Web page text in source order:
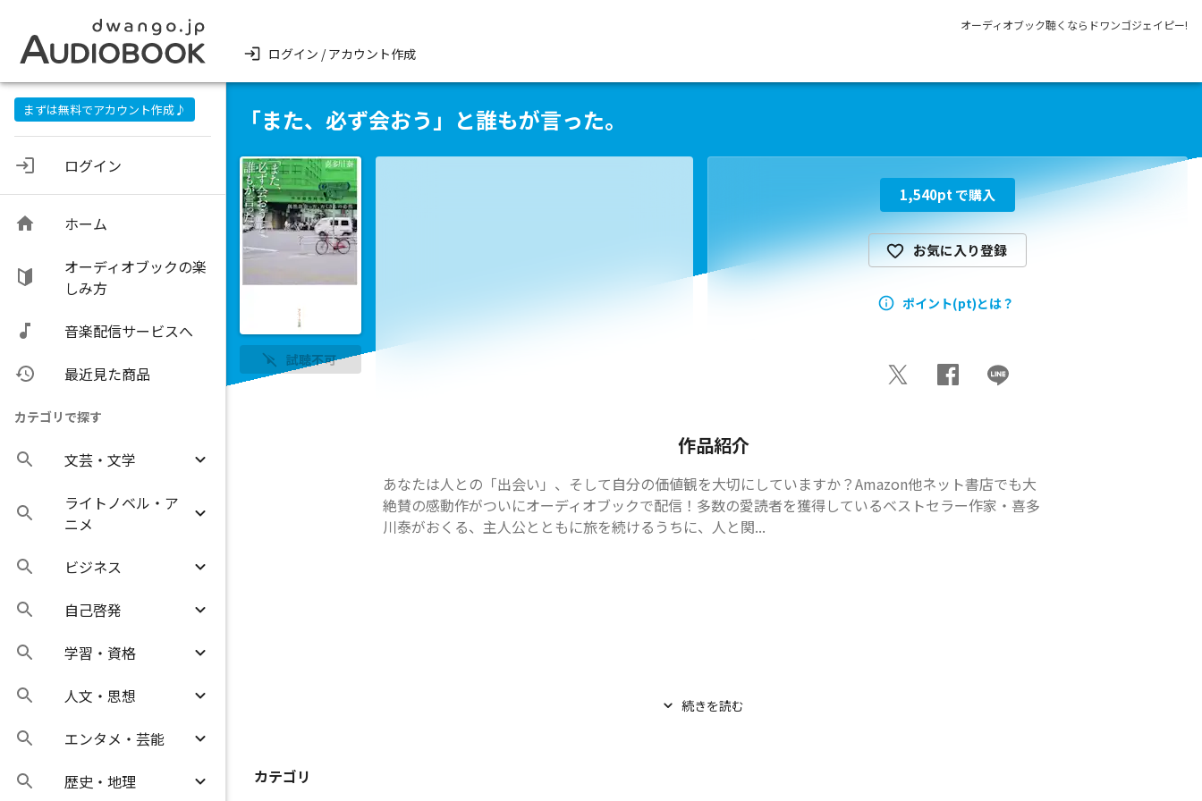
オーディオブック聴くならドワンゴジェイピー!
ログイン / アカウント作成
まずは無料でアカウント作成♪
ログイン
ホーム
オーディオブックの楽
しみ方
音楽配信サービスへ
最近見た商品
カテゴリで探す
文芸・文学
ライトノベル・ア
ニメ
ビジネス
自己啓発
学習・資格
人文・思想
エンタメ・芸能
歴史・地理
「また、必ず会おう」と誰もが言った。
試聴不可
1,540pt で購入
お気に入り登録
ポイント(pt)とは？
作品紹介
あなたは人との「出会い」、そして自分の価値観を大切にしていますか？Amazon他ネット書店でも大
絶賛の感動作がついにオーディオブックで配信！多数の愛読者を獲得しているベストセラー作家・喜多
川泰がおくる、主人公とともに旅を続けるうちに、人と関...
続きを読む
カテゴリ